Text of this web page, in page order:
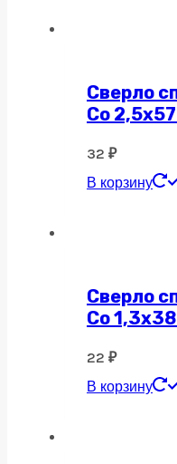
Сверло
Co
32 ₽
В корзину
Сверло
Co
22 ₽
В корзину